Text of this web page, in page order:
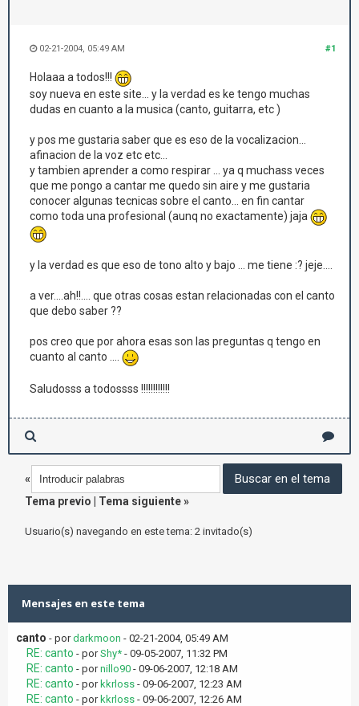
#1
02-21-2004, 05:49 AM
Holaaa a todos!!!
soy nueva en este site... y la verdad es ke tengo muchas
dudas en cuanto a la musica (canto, guitarra, etc )
y pos me gustaria saber que es eso de la vocalizacion...
afinacion de la voz etc etc...
y tambien aprender a como respirar ... ya q muchass veces
que me pongo a cantar me quedo sin aire y me gustaria
conocer algunas tecnicas sobre el canto... en fin cantar
como toda una profesional (aunq no exactamente) jaja
y la verdad es que eso de tono alto y bajo ... me tiene :? jeje....
a ver....ah!!.... que otras cosas estan relacionadas con el canto
que debo saber ??
pos creo que por ahora esas son las preguntas q tengo en
cuanto al canto ....
Saludosss a todossss !!!!!!!!!!!!
«
Tema previo
Tema siguiente»
Usuario(s) navegando en este tema: 2 invitado(s)
Mensajes en este tema
canto - pordarkmoon - 02-21-2004, 05:49 AM
RE: canto - porShy* - 09-05-2007, 11:32 PM
RE: canto - pornillo90 - 09-06-2007, 12:18 AM
RE: canto - por kkrloss - 09-06-2007, 12:23 AM
RE: canto - por kkrloss - 09-06-2007, 12:26 AM